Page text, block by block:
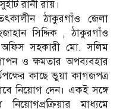
রানী রায়।
ঠাকুরগাঁও জেলা
সিদ্দিক , ঠাকুরগাঁও
সহকারী মো. সলিম
ও ক্ষমতার অপব্যবহার
কাছে ভুয়া কাগজপত্র
নিয়োগ দেন। একই সঙ্গে
মাধ্যমে